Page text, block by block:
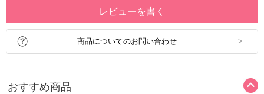
レビューを書く
商品についてのお問い合わせ
おすすめ商品